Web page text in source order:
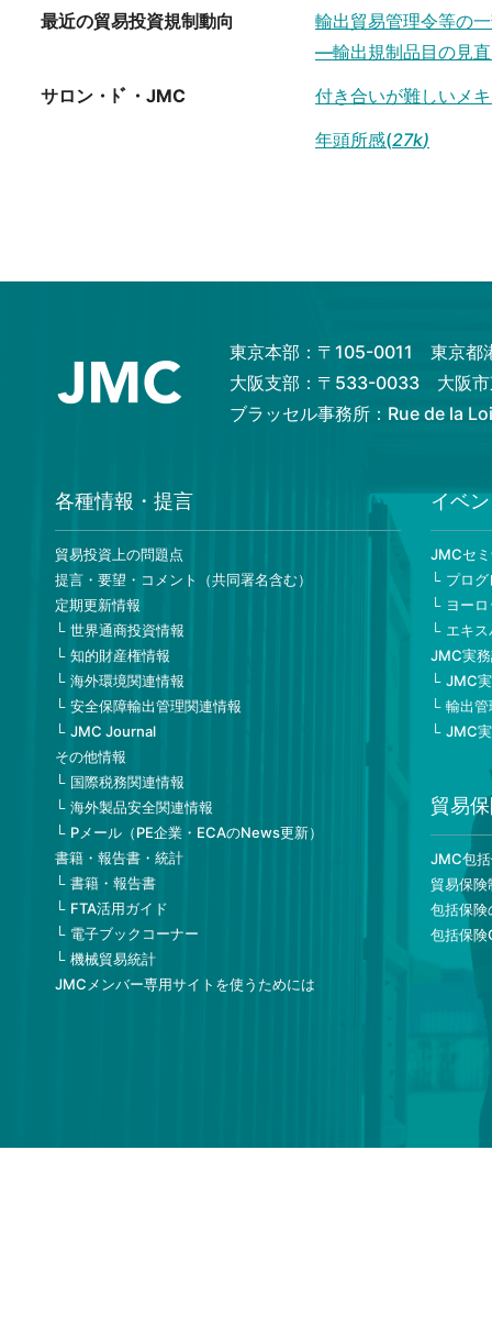
最近の貿易投資規制動向
輸出貿易管理令等の
―輸出規制品目の見
サロン・ﾄﾞ・JMC
付き合いが難しいメ
年頭所感(27k)
東京本部：〒105-0011 東京都
大阪支部：〒533-0033 大阪市
ブラッセル事務所：Rue de la
各種情報・提言
貿易投資上の問題点
提言・要望・コメント（共同署名含む）
定期更新情報
世界通商投資情報
知的財産権情報
海外環境関連情報
安全保障輸出管理関連情報
JMC Journal
その他情報
国際税務関連情報
海外製品安全関連情報
Pメール（PE企業・ECAのNews更新）
書籍・報告書・統計
書籍・報告書
FTA活用ガイド
電子ブックコーナー
機械貿易統計
JMCメンバー専用サイトを使うためには
イベ
JMCセ
プロ
ヨー
エキ
JMC実
JMC
輸出
JMC
貿易
JMC包
貿易保険
包括保険
包括保険